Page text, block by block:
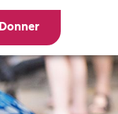
Donner